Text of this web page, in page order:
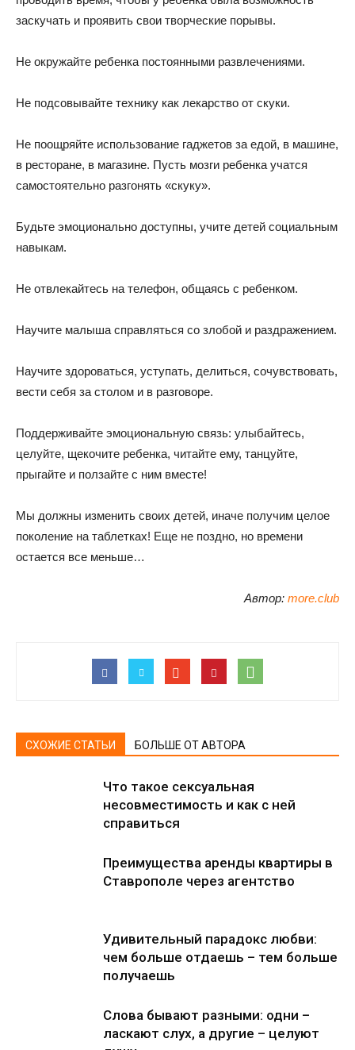
заскучать и проявить свои творческие порывы.
Не окружайте ребенка постоянными развлечениями.
Не подсовывайте технику как лекарство от скуки.
Не поощряйте использование гаджетов за едой, в машине,
в ресторане, в магазине. Пусть мозги ребенка учатся
самостоятельно разгонять «скуку».
Будьте эмоционально доступны, учите детей социальным
навыкам.
Не отвлекайтесь на телефон, общаясь с ребенком.
Научите малыша справляться со злобой и раздражением.
Научите здороваться, уступать, делиться, сочувствовать,
вести себя за столом и в разговоре.
Поддерживайте эмоциональную связь: улыбайтесь,
целуйте, щекочите ребенка, читайте ему, танцуйте,
прыгайте и ползайте с ним вместе!
Мы должны изменить своих детей, иначе получим целое
поколение на таблетках! Еще не поздно, но времени
остается все меньше…
Автор: more.club
СХОЖИЕ СТАТЬИ БОЛЬШЕ ОТ АВТОРА
Что такое сексуальная
несовместимость и как с ней
справиться
Преимущества аренды квартиры в
Ставрополе через агентство
Удивительный парадокс любви:
чем больше отдаешь – тем больше
получаешь
Слова бывают разными: одни –
ласкают слух, а другие – целуют